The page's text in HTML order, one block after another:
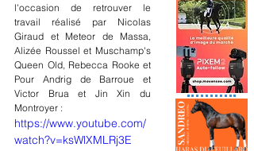
l'occasion de retrouver le
travail réalisé par Nicolas
Giraud et Meteor de Massa,
Alizée Roussel et Muschamp's
Queen Old, Rebecca Rooke et
Pour Andrig de Barroue et
Victor Brua et Jin Xin du
Montroyer :
https://www.youtube.com/
watch?v=ksWlXMLRj3E